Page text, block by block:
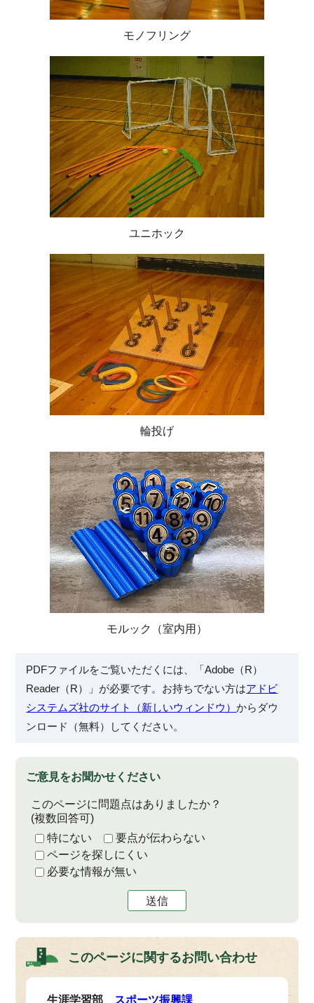
モノフリング
ユニホック
輪投げ
モルック（室内用）
PDFファイルをご覧いただくには、「Adobe（R）
Reader（R）」が必要です。お持ちでない方はアドビ
システムズ社のサイト（新しいウィンドウ）からダウ
ンロード（無料）してください。
ご意見をお聞かせください
このページに問題点はありましたか？
(複数回答可)
特にない
要点が伝わらない
ページを探しにくい
必要な情報が無い
送信
このページに関するお問い合わせ
生涯学習部 スポーツ振興課